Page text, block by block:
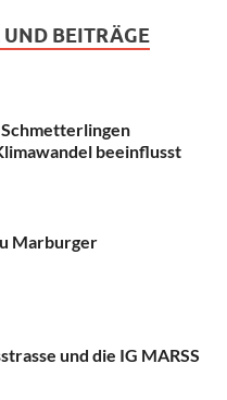
BEITRÄGE
beeinflusst
Marburger
und die IG MARSS